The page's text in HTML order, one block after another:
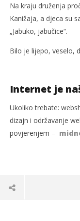
Na kraju druženja
Kanižaja, a djeca su
„Jabuko, jabučice“.
Bilo je lijepo, veselo,
Internet je
Ukoliko trebate:
dizajn i održavanje
povjerenjem –